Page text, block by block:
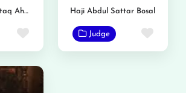
Juistic Ch Mushtaq Ahmed
Favorite
Haji Abdul Sattar Bosal
Judge